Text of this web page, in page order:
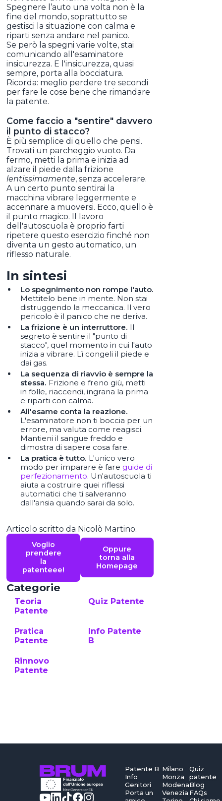
Spegnere l’auto una volta non è la
fine del mondo, soprattutto se
gestisci la situazione con calma e
riparti senza andare nel panico.
Se però la spegni varie volte, stai
comunicando all'esaminatore
insicurezza. E l'insicurezza, quasi
sempre, porta alla bocciatura.
Ricorda: meglio perdere tre secondi
per fare le cose bene che rimandare
la patente.
Come faccio a "sentire" davvero
il punto di stacco?
È più semplice di quello che pensi.
Trovati un parcheggio vuoto. Da
fermo, metti la prima e inizia ad
alzare il piede dalla frizione
lentissimamente, senza accelerare.
A un certo punto sentirai la
macchina vibrare leggermente e
accennare a muoversi. Ecco, quello è
il punto magico. Il lavoro
dell'autoscuola è proprio farti
ripetere questo esercizio finché non
diventa un gesto automatico, un
riflesso naturale.
In sintesi
Lo spegnimento non rompe l'auto.
Mettitelo bene in mente. Non stai
distruggendo la meccanica. Il vero
pericolo è il panico che ne deriva.
La frizione è un interruttore. Il
segreto è sentire il "punto di
stacco", quel momento in cui l'auto
inizia a vibrare. Lì congeli il piede e
dai gas.
La sequenza di riavvio è sempre la
stessa. Frizione e freno giù, metti
in folle, riaccendi, ingrana la prima
e riparti con calma.
All'esame conta la reazione.
L'esaminatore non ti boccia per un
errore, ma valuta come reagisci.
Mantieni il sangue freddo e
dimostra di sapere cosa fare.
La pratica è tutto. L'unico vero
modo per imparare è fare guide di
perfezionamento. Un'autoscuola ti
aiuta a costruire quei riflessi
automatici che ti salveranno
dall'ansia quando sarai da solo.
Articolo scritto da Nicolò Martino.
Voglio
prendere
la
patenteee!
Oppure
torna alla
Homepage
Categorie
Teoria
Patente
Quiz Patente
Pratica
Patente
Info Patente
B
Rinnovo
Patente
Patente B
Info
Genitori
Porta un
Milano
Monza
Modena
Venezia
Quiz
patente
Blog
FAQs